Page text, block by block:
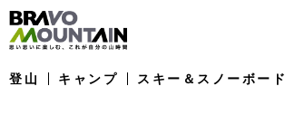
登山 キャンプ スキー＆スノーボード